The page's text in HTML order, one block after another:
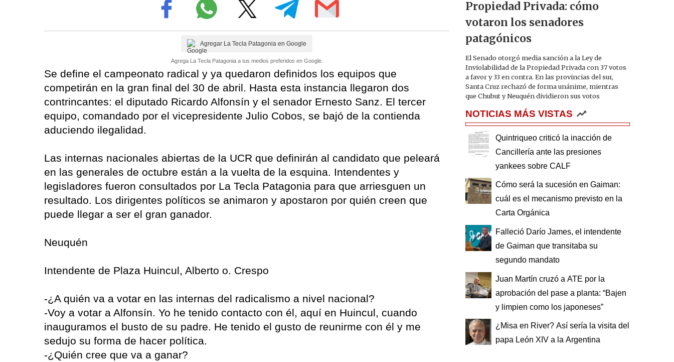
Agregar La Tecla Patagonia en Google
Agrega La Tecla Patagonia a tus medios preferidos en Google.
Se define el campeonato radical y ya quedaron definidos los equipos que
competirán en la gran final del 30 de abril. Hasta esta instancia llegaron dos
contrincantes: el diputado Ricardo Alfonsín y el senador Ernesto Sanz. El tercer
equipo, comandado por el vicepresidente Julio Cobos, se bajó de la contienda
aduciendo ilegalidad.
Las internas nacionales abiertas de la UCR que definirán al candidato que peleará
en las generales de octubre están a la vuelta de la esquina. Intendentes y
legisladores fueron consultados por La Tecla Patagonia para que arriesguen un
resultado. Los dirigentes políticos se animaron y apostaron por quién creen que
puede llegar a ser el gran ganador.
Neuquén
Intendente de Plaza Huincul, Alberto o. Crespo
-¿A quién va a votar en las internas del radicalismo a nivel nacional?
-Voy a votar a Alfonsín. Yo he tenido contacto con él, aquí en Huincul, cuando
inauguramos el busto de su padre. He tenido el gusto de reunirme con él y me
sedujo su forma de hacer política.
-¿Quién cree que va a ganar?
Propiedad Privada: cómo
votaron los senadores
patagónicos
El Senado otorgó media sanción a la Ley de
Inviolabilidad de la Propiedad Privada con 37 votos
a favor y 33 en contra. En las provincias del sur,
Santa Cruz rechazó de forma unánime, mientras
que Chubut y Neuquén dividieron sus votos
NOTICIAS MÁS VISTAS
Quintriqueo criticó la inacción de
Cancillería ante las presiones
yankees sobre CALF
Cómo será la sucesión en Gaiman:
cuál es el mecanismo previsto en la
Carta Orgánica
Falleció Darío James, el intendente
de Gaiman que transitaba su
segundo mandato
Juan Martín cruzó a ATE por la
aprobación del pase a planta: “Bajen
y limpien como los japoneses”
¿Misa en River? Así sería la visita del
papa León XIV a la Argentina